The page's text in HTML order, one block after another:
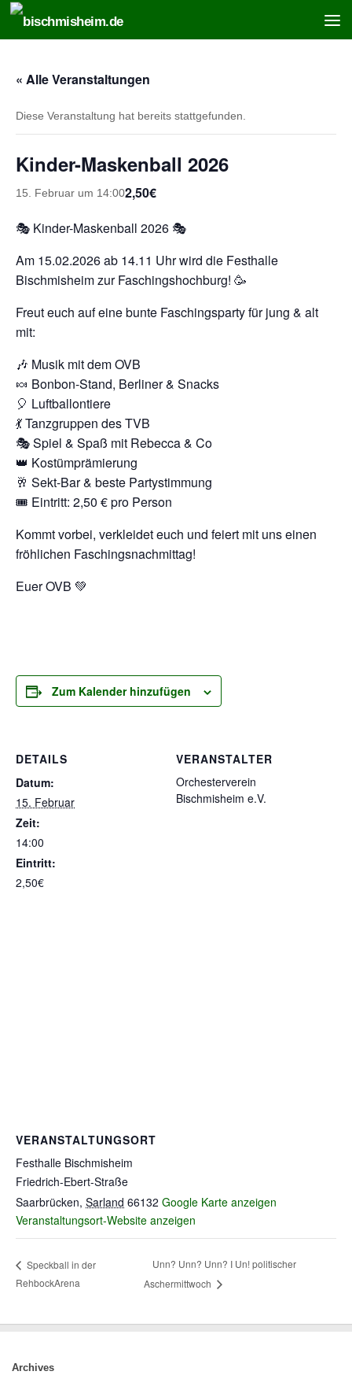
Zum Inhalt springen
« Alle Veranstaltungen
Diese Veranstaltung hat bereits stattgefunden.
Kinder-Maskenball 2026
15. Februar um 14:002,50€
🎭 Kinder-Maskenball 2026 🎭
Am 15.02.2026 ab 14.11 Uhr wird die Festhalle
Bischmisheim zur Faschingshochburg! 🥳
Freut euch auf eine bunte Faschingsparty für jung & alt
mit:
🎶 Musik mit dem OVB
🍬 Bonbon-Stand, Berliner & Snacks
🎈 Luftballontiere
💃 Tanzgruppen des TVB
🎭 Spiel & Spaß mit Rebecca & Co
👑 Kostümprämierung
🥂 Sekt-Bar & beste Partystimmung
🎟 Eintritt: 2,50 € pro Person
Kommt vorbei, verkleidet euch und feiert mit uns einen
fröhlichen Faschingsnachmittag!
Euer OVB 💚
Zum Kalender hinzufügen
DETAILS
Datum:
15. Februar
Zeit:
14:00
Eintritt:
2,50€
VERANSTALTER
Orchesterverein
Bischmisheim e.V.
VERANSTALTUNGSORT
Festhalle Bischmisheim
Friedrich-Ebert-Straße
Saarbrücken, Sarland 66132 Google Karte anzeigen
Veranstaltungsort-Website anzeigen
Speckball in der
RehbockArena
Unn? Unn? Unn? I Un! politischer
Aschermittwoch
Archives